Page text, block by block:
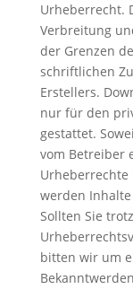
Urheberrecht.
Verbreitung
der Grenzen
schriftlichen
Erstellers.
nur für den
gestattet.
vom Betreiber
werden
Sollten Sie
bitten wir um